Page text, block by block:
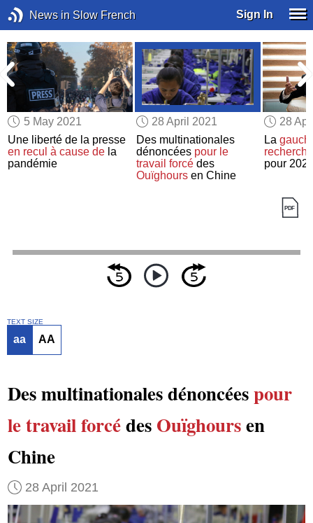
News in Slow French Sign In
5 May 2021
Une liberté de la presse
en recul à cause de la
pandémie
28 April 2021
Des multinationales
dénoncées pour le
travail forcédes
Ouïghoursen Chine
28
La
recherche
pour
TEXT SIZE
aa AA
Des multinationales dénoncéespour
le travail forcédes Ouïghoursen
Chine
28 April 2021